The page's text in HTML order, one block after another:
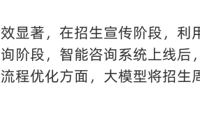
显著，在招生宣传阶段，
阶段，智能咨询系统上线后
程优化方面，大模型将招